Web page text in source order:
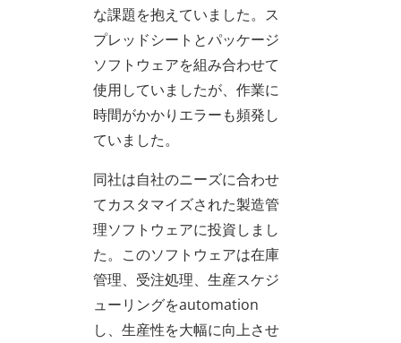
な課題を抱えていました。ス
プレッドシートとパッケージ
ソフトウェアを組み合わせて
使用していましたが、作業に
時間がかかりエラーも頻発し
ていました。
同社は自社のニーズに合わせ
てカスタマイズされた製造管
理ソフトウェアに投資しまし
た。このソフトウェアは在庫
管理、受注処理、生産スケジ
ューリングをautomation
し、生産性を大幅に向上させ